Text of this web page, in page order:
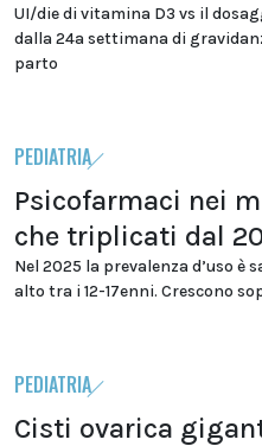
UI/die di vitamina D3 vs il
dalla 24a settimana di
parto
PEDIATRIA
Psicofarmaci nei
che triplicati dal
Nel 2025 la prevalenza d’uso è
alto tra i 12-17enni. Crescono
PEDIATRIA
Cisti ovarica